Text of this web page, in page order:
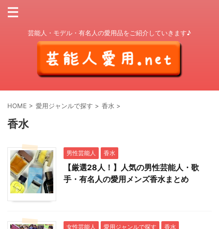
芸能人・モデル・有名人の愛用品をご紹介していきます♪
HOME > 愛用ジャンルで探す > 香水 >
香水
男性芸能人 香水
【厳選28人！】人気の男性芸能人・歌
手・有名人の愛用メンズ香水まとめ
女性芸能人 愛用ジャンルで探す 香水